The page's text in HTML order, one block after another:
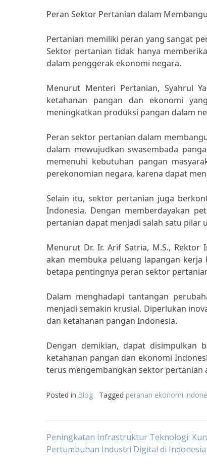
Peran Sektor Pertanian dalam
Pertanian memiliki peran yang sangat
Sektor pertanian tidak hanya
dalam penggerak ekonomi negara.
Menurut Menteri Pertanian, Syahrul
ketahanan pangan dan ekonomi
meningkatkan produksi pangan dalam
Peran sektor pertanian dalam
dalam mewujudkan swasembada
memenuhi kebutuhan pangan
perekonomian negara, karena dapat
Selain itu, sektor pertanian juga
Indonesia. Dengan memberdayakan
pertanian dapat menjadi salah satu pilar
Menurut Dr. Ir. Arif Satria, M.S., Rektor
akan membuka peluang lapangan
betapa pentingnya peran sektor
Dalam menghadapi tantangan
menjadi semakin krusial. Diperlukan
dan ketahanan pangan Indonesia.
Dengan demikian, dapat disimpulkan
ketahanan pangan dan ekonomi
terus mengembangkan sektor pertanian
Posted in Blog Tagged peranan ekonomi
Post
Peningkatan Infrastruktur Teknologi:
Pertumbuhan Industri Digital di Indonesia